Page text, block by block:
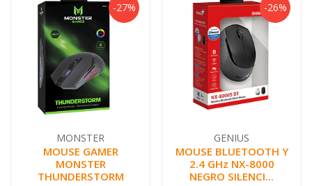
-27%
MONSTER
MOUSE GAMER
MONSTER
THUNDERSTORM
-26%
GENIUS
MOUSE BLUETOOTH Y
2.4 GHz NX-8000
NEGRO SILENCI...